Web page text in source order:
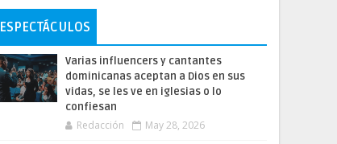
ESPECTÁCULOS
Varias influencers y cantantes
dominicanas aceptan a Dios en sus
vidas, se les ve en iglesias o lo
confiesan
Redacción May 28, 2026